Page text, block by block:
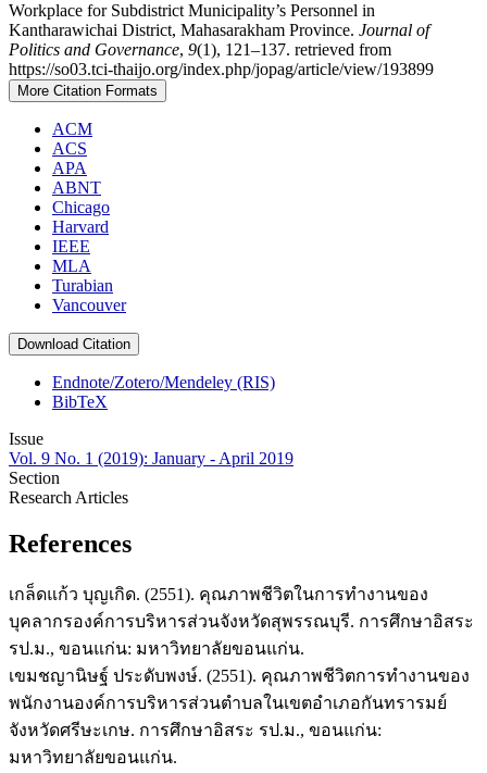
Workplace for Subdistrict Municipality’s Personnel in
Kantharawichai District, Mahasarakham Province. Journal of
Politics and Governance, 9(1), 121–137. retrieved from
https://so03.tci-thaijo.org/index.php/jopag/article/view/193899
More Citation Formats
ACM
ACS
APA
ABNT
Chicago
Harvard
IEEE
MLA
Turabian
Vancouver
Download Citation
Endnote/Zotero/Mendeley (RIS)
BibTeX
Issue
Vol. 9 No. 1 (2019): January - April 2019
Section
Research Articles
References
เกล็ดแก้ว บุญเกิด. (2551). คุณภาพชีวิตในการทำงานของ
บุคลากรองค์การบริหารส่วนจังหวัดสุพรรณบุรี. การศึกษาอิสระ
รป.ม., ขอนแก่น: มหาวิทยาลัยขอนแก่น.
เขมชญานิษฐ์ ประดับพงษ์. (2551). คุณภาพชีวิตการทำงานของ
พนักงานองค์การบริหารส่วนตำบลในเขตอำเภอกันทรารมย์
จังหวัดศรีษะเกษ. การศึกษาอิสระ รป.ม., ขอนแก่น:
มหาวิทยาลัยขอนแก่น.